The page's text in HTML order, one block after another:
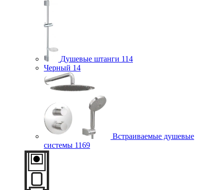
Душевые штанги 114
Черный 14
Встраиваемые душевые
системы 1169